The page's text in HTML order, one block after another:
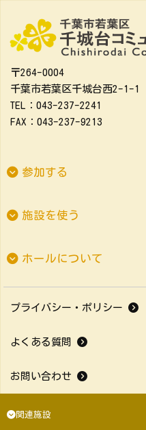
〒264-0004
千葉市若葉区千城台西2-1-1
TEL：043-237-2241
FAX：043-237-9213
参加する
施設を使う
ホールについて
プライバシー・ポリシー
よくある質問
お問い合わせ
関連施設